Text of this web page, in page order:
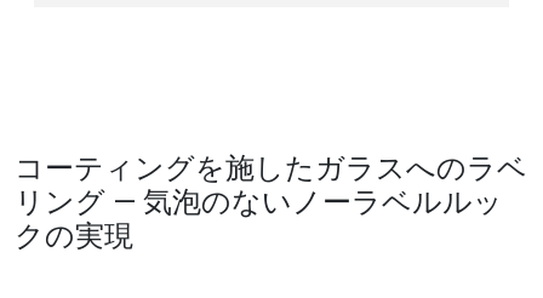
コーティングを施したガラスへのラベ
リング ― 気泡のないノーラベルルッ
クの実現